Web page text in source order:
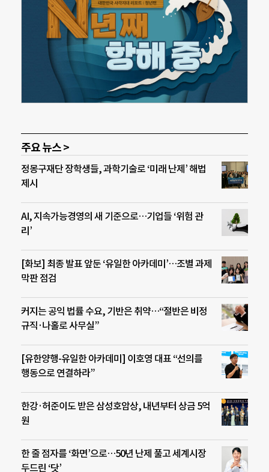
주요 뉴스 >
정몽구재단 장학생들, 과학기술로 ‘미래 난제’ 해법
제시
AI, 지속가능경영의 새 기준으로…기업들 ‘위험 관
리’
[화보] 최종 발표 앞둔 ‘유일한 아카데미’…조별 과제
막판 점검
커지는 공익 법률 수요, 기반은 취약…“절반은 비정
규직·나홀로 사무실”
[유한양행-유일한 아카데미] 이호영 대표 “선의를
행동으로 연결하라”
한강·허준이도 받은 삼성호암상, 내년부터 상금 5억
원
한 줄 점자를 ‘화면’으로…50년 난제 풀고 세계시장
두드린 ‘닷’